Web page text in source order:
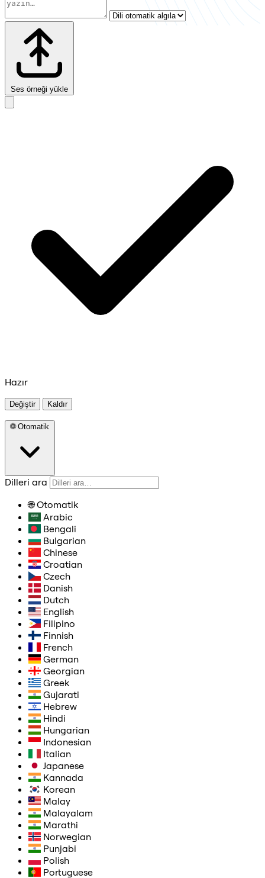
Ses örneği yükle
Hazır
Değiştir Kaldır
🌐 Otomatik
Dilleri ara
🌐 Otomatik
Arabic
Bengali
Bulgarian
Chinese
Croatian
Czech
Danish
Dutch
English
Filipino
Finnish
French
German
Georgian
Greek
Gujarati
Hebrew
Hindi
Hungarian
Indonesian
Italian
Japanese
Kannada
Korean
Malay
Malayalam
Marathi
Norwegian
Punjabi
Polish
Portuguese